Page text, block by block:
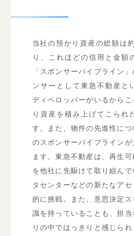
当社の預かり資産の総額は
り、これほどの信用と金額
「スポンサーパイプライン
ンサーとして東急不動産と
ディベロッパーがいるから
り資産を積み上げてこられ
す。また、物件の先進性につ
のスポンサーパイプライン
ます。東急不動産は、再生
を他社に先駆けて取り組ん
タセンターなどの新たなア
的に挑戦。また、意思決定
識を持っていることも、担
りの中ではっきりと感じら